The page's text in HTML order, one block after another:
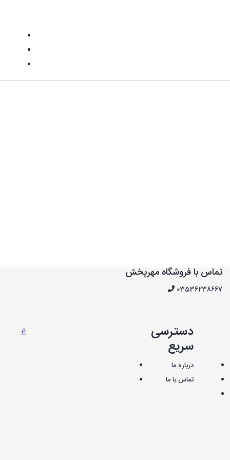
تماس با فروشگاه مهرپخش
03536238667
دسترسی
سریع
درباره ما
تماس با ما